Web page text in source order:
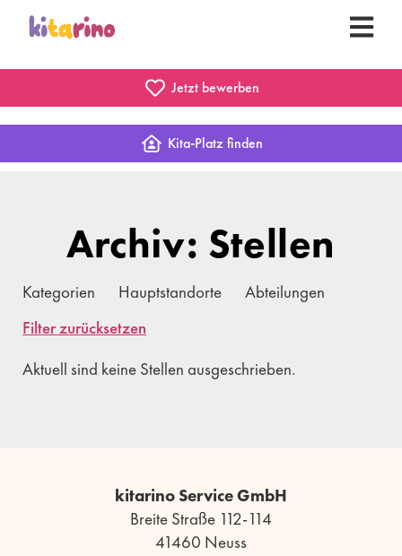
Jetzt bewerben
Kita-Platz finden
Archiv: Stellen
Kategorien Hauptstandorte
Abteilungen
Filter zurücksetzen
Aktuell sind keine Stellen ausgeschrieben.
kitarino Service GmbH
Breite Straße 112-114
41460 Neuss